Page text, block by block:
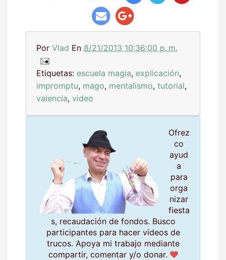
Por Vlad En 8/21/2013 10:36:00 p. m.
Etiquetas: escuela magia, explicación,
impromptu, mago, mentalismo, tutorial,
valencia, video
Ofrez
co
ayud
a
para
orga
nizar
fiesta
s, recaudación de fondos. Busco
participantes para hacer vídeos de
trucos. Apoya mi trabajo mediante
compartir, comentar y/o donar.